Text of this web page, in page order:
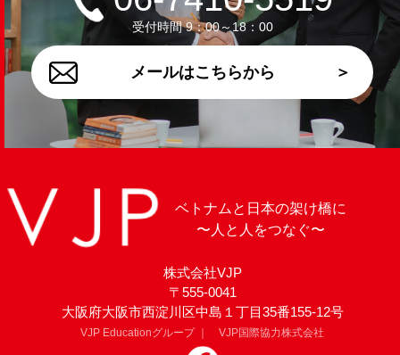
弊社が保有する貴殿の個人情報について、開示を請求す
ることができます。 また、開示の結果、個人情報の訂
正･削除を請求することもできます。 貴殿ご自身の個人
情報の開示･訂正･削除を請求される場合は、下記連絡先
にご連絡をお願い致します。 なお、本手続きにあた
り、貴殿がご本人であることを確認させて頂くことがあ
ります。
認した上で、上記1～5について同意を得たものと致しま
す。
受付時間 9：00～18：00
メールはこちらから
ベトナムと日本の架け橋に
〜人と人をつなぐ〜
株式会社VJP
〒555-0041
大阪府大阪市西淀川区中島１丁目35番155-12号
VJP Educationグループ ｜ VJP国際協力株式会社